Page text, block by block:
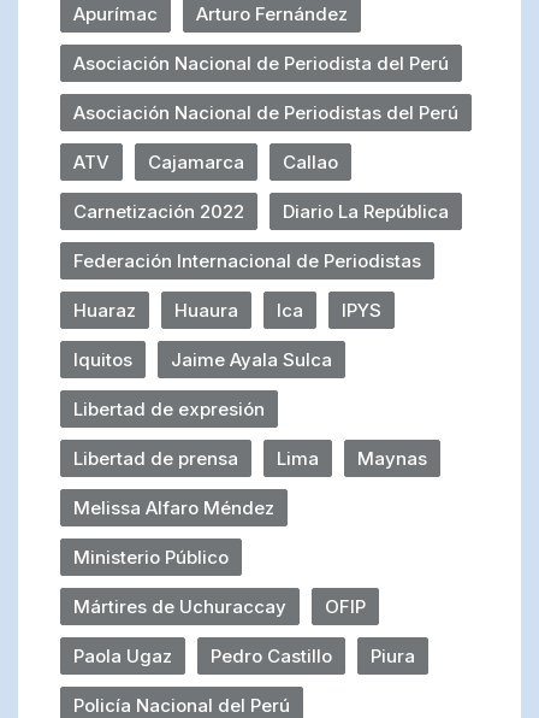
Apurímac Arturo Fernández
Asociación Nacional de Periodista del Perú
Asociación Nacional de Periodistas del Perú
ATV Cajamarca Callao
Carnetización 2022 Diario La República
Federación Internacional de Periodistas
Huaraz Huaura Ica IPYS
Iquitos Jaime Ayala Sulca
Libertad de expresión
Libertad de prensa Lima Maynas
Melissa Alfaro Méndez
Ministerio Público
Mártires de Uchuraccay OFIP
Paola Ugaz Pedro Castillo Piura
Policía Nacional del Perú